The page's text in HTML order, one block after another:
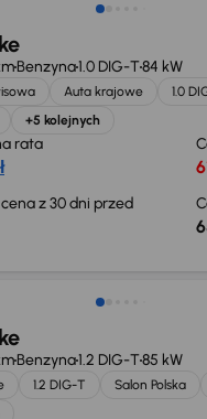
Benzyna1.0 DIG-T84 kW
Auta krajowe
1.0
+5 kolejnych
rata
z 30 dni przed
Benzyna1.2 DIG-T85 kW
1.2 DIG-T Salon Polska